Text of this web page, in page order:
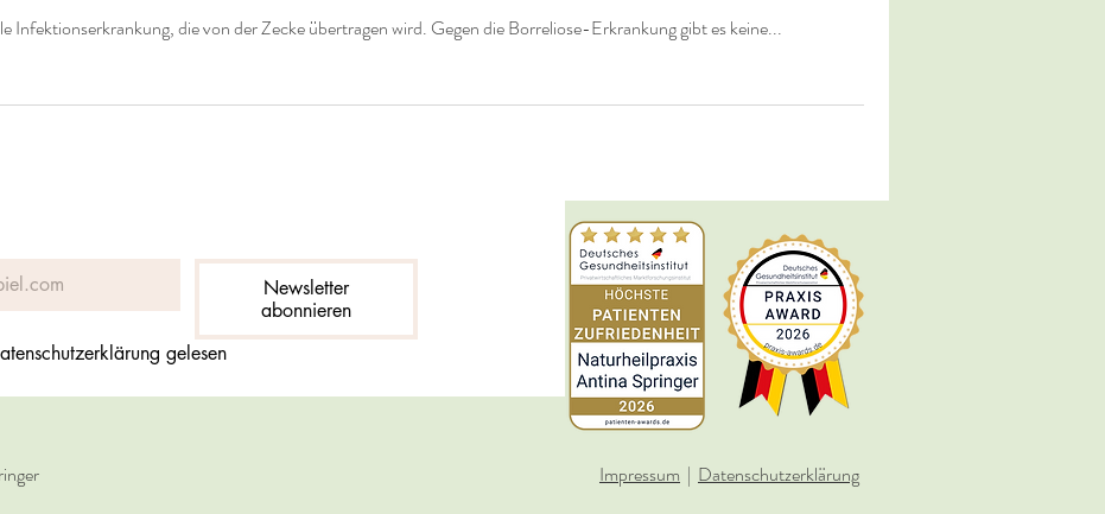
Infektionserkrankung, die von der Zecke übertragen wird. Gegen die Borreliose-Erkrankung gibt es keine...
Newsletter
abonnieren
gelesen
Impressum | Datenschutzerklärung